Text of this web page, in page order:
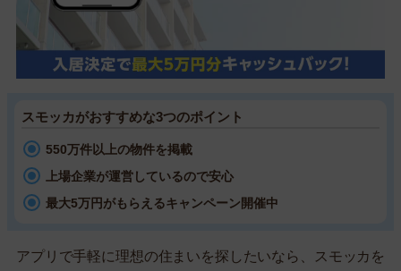
スモッカがおすすめな3つのポイント
550万件以上の物件を掲載
上場企業が運営しているので安心
最大5万円がもらえるキャンペーン開催中
アプリで手軽に理想の住まいを探したいなら、スモッカを